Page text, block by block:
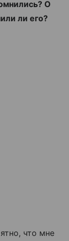
О
ли его?
что мне